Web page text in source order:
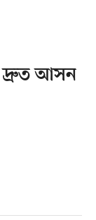
দ্রুত আসন